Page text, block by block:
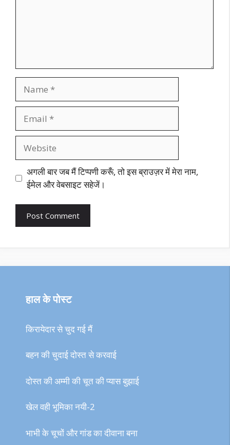
अगली बार जब मैं टिप्पणी करूँ, तो इस ब्राउज़र में मेरा नाम,
ईमेल और वेबसाइट सहेजें।
हाल के पोस्ट
किरायेदार से चुद गई मैं
बहन की चुदाई दोस्त से करवाई
दोस्त की अम्मी की चूत की प्यास बुझाई
खेल वही भूमिका नयी-2
भाभी के चूचों और गांड का दीवाना बना